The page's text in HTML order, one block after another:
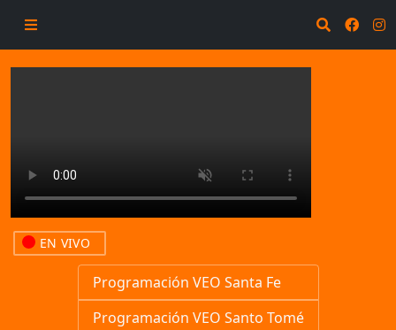
EN VIVO
Programación VEO Santa Fe
Programación VEO Santo Tomé